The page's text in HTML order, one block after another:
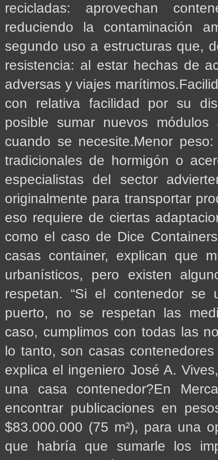
recicladas: aprovechan
reduciendo la contaminación
segundo uso a estructuras que,
resistencia: al estar hechas de
adversas y viajes
con relativa facilidad por su
posible sumar nuevos
cuando se necesite.Menor
tradicionales de hormigón o
especialistas del sector
originalmente para transportar
eso requiere de ciertas
como el caso de Dice
casas container, explican que
urbanísticos, pero existen
respetan. “Si el contenedor
puerto, no se respetan las
caso, cumplimos con todas las
lo tanto, son casas
explica el ingeniero José A.
una casa contenedor?En
encontrar publicaciones en
$83.000.000 (75 m²), para una
que habría que sumarle los